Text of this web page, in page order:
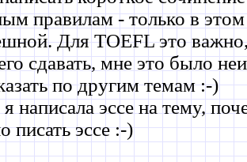
правилам - только в
Для TOEFL это
сдавать, мне это было
по другим темам :-)
написала эссе на тему,
писать эссе :-)